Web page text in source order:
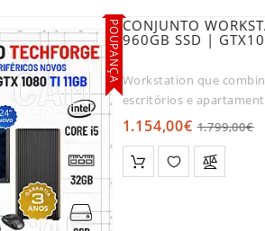
POUPANÇA CONJUNTO
960GB SSD |
Workstation que
escritórios e
para que possa ..
1.154,00€ 1.799,00€